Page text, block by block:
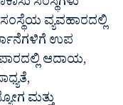
ವ್ಯವಹಾರದಲ್ಲಿ
ಉಪ
ಆದಾಯ,
ಮತ್ತು